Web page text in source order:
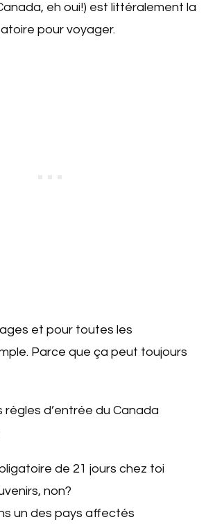
eh oui!) est littéralement la
pour voyager.
et pour toutes les
Parce que ça peut toujours
règles d’entrée du Canada
de 21 jours chez toi
non?
un des pays affectés